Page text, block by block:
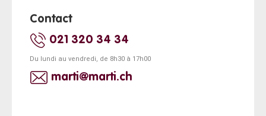
Contact
021 320 34 34
Du lundi au vendredi, de 8h30 à 17h00
marti@marti.ch